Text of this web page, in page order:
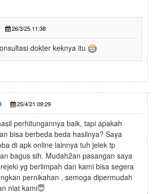
26/3/25 11:38
dokter keknya itu
25/4/21 09:29
perhitungannya baik, tapi apakah
bisa berbeda beda hasilnya? Saya
di apk online lainnya tuh jelek tp
bagus sih. Mudah2an pasangan saya
yg berlimpah dan kami bisa segera
pernikahan , semoga dipermudah
niat kami😇